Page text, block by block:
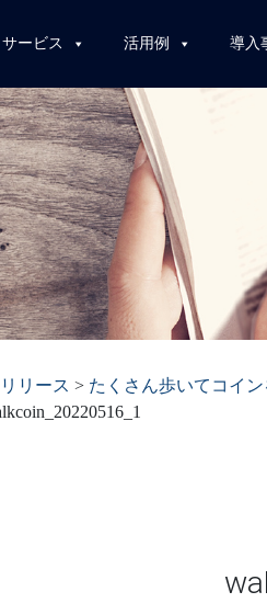
サービス 活用例 導入
リース > たくさん歩いてコイ